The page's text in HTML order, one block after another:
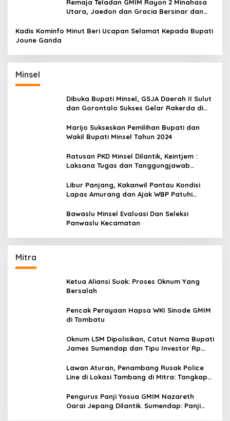
Remaja Teladan GMIM Rayon 2 Minahasa
Utara, Jaedon dan Gracia Bersinar dan
Kadis Kominfo Minut Beri Ucapan Selamat Kepada Bupati
Joune Ganda
Minsel
Dibuka Bupati Minsel, GSJA Daerah II Sulut
dan Gorontalo Sukses Gelar Rakerda di
Marijo Sukseskan Pemilihan Bupati dan
Wakil Bupati Minsel Tahun 2024
Ratusan PKD Minsel Dilantik, Keintjem :
Laksana Tugas dan Tanggungjawab
Libur Panjang, Kakanwil Pantau Kondisi
Lapas Amurang dan Ajak WBP Patuhi
Bawaslu Minsel Evaluasi Dan Seleksi
Panwaslu Kecamatan
Mitra
Ketua Aliansi Suak: Proses Oknum Yang
Bersalah
Pencak Perayaan Hapsa WKI Sinode GMIM
di Tombatu
Oknum LSM Dipolisikan, Catut Nama Bupati
James Sumendap dan Tipu Investor Rp
Lawan Aturan, Penambang Rusak Police
Line di Lokasi Tambang di Mitra: Tangkap
Pengurus Panji Yosua GMIM Nazareth
Oarai Jepang Dilantik. Sumendap: Panji